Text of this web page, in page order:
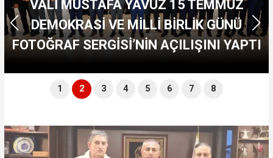
VALİ MUSTAFA YAVUZ 15 TEMMUZ
DEMOKRASİ VE MİLLİ BİRLİK GÜNÜ
FOTOĞRAF SERGİSİ’NİN AÇILIŞINI YAPTI
1 2 3 4 5 6 7 8